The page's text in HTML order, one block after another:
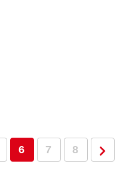
6 7 8